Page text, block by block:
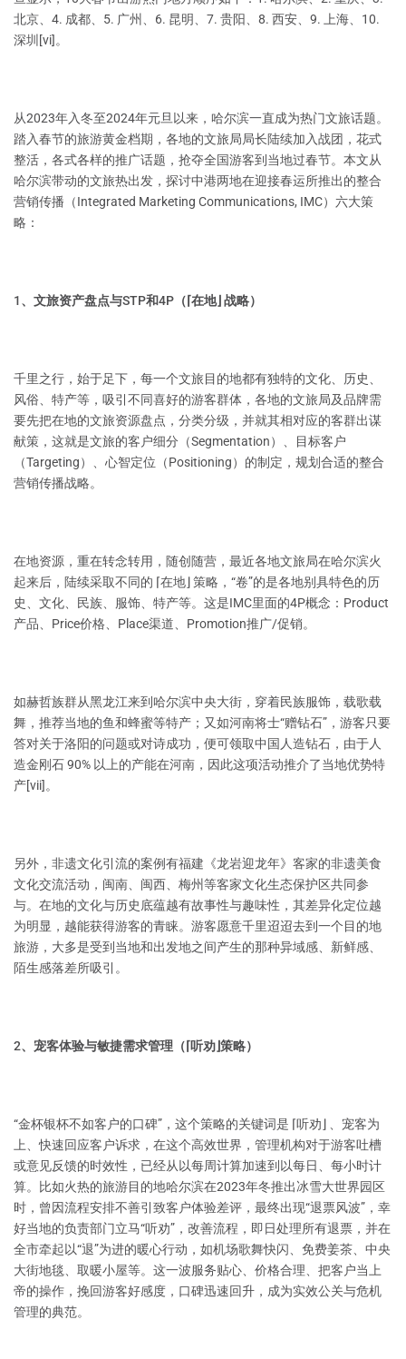
北京、4. 成都、5. 广州、6. 昆明、7. 贵阳、8. 西安、9. 上海、10.
深圳[vi]。
从2023年入冬至2024年元旦以来，哈尔滨一直成为热门文旅话题。
踏入春节的旅游黄金档期，各地的文旅局局长陆续加入战团，花式
整活，各式各样的推广话题，抢夺全国游客到当地过春节。本文从
哈尔滨带动的文旅热出发，探讨中港两地在迎接春运所推出的整合
营销传播（Integrated Marketing Communications, IMC）六大策
略：
1、文旅资产盘点与STP和4P（⌈在地⌋ 战略）
千里之行，始于足下，每一个文旅目的地都有独特的文化、历史、
风俗、特产等，吸引不同喜好的游客群体，各地的文旅局及品牌需
要先把在地的文旅资源盘点，分类分级，并就其相对应的客群出谋
献策，这就是文旅的客户细分（Segmentation）、目标客户
（Targeting）、心智定位（Positioning）的制定，规划合适的整合
营销传播战略。
在地资源，重在转念转用，随创随营，最近各地文旅局在哈尔滨火
起来后，陆续采取不同的 ⌈在地⌋ 策略，“卷”的是各地别具特色的历
史、文化、民族、服饰、特产等。这是IMC里面的4P概念：Product
产品、Price价格、Place渠道、Promotion推广/促销。
如赫哲族群从黑龙江来到哈尔滨中央大街，穿着民族服饰，载歌载
舞，推荐当地的鱼和蜂蜜等特产；又如河南将士“赠钻石”，游客只要
答对关于洛阳的问题或对诗成功，便可领取中国人造钻石，由于人
造金刚石 90% 以上的产能在河南，因此这项活动推介了当地优势特
产[vii]。
另外，非遗文化引流的案例有福建《龙岩迎龙年》客家的非遗美食
文化交流活动，闽南、闽西、梅州等客家文化生态保护区共同参
与。在地的文化与历史底蕴越有故事性与趣味性，其差异化定位越
为明显，越能获得游客的青睐。游客愿意千里迢迢去到一个目的地
旅游，大多是受到当地和出发地之间产生的那种异域感、新鲜感、
陌生感落差所吸引。
2、宠客体验与敏捷需求管理（⌈听劝⌋策略）
“金杯银杯不如客户的口碑”，这个策略的关键词是 ⌈听劝⌋ 、宠客为
上、快速回应客户诉求，在这个高效世界，管理机构对于游客吐槽
或意见反馈的时效性，已经从以每周计算加速到以每日、每小时计
算。比如火热的旅游目的地哈尔滨在2023年冬推出冰雪大世界园区
时，曾因流程安排不善引致客户体验差评，最终出现“退票风波”，幸
好当地的负责部门立马“听劝”，改善流程，即日处理所有退票，并在
全市牵起以“退”为进的暖心行动，如机场歌舞快闪、免费姜茶、中央
大街地毯、取暖小屋等。这一波服务贴心、价格合理、把客户当上
帝的操作，挽回游客好感度，口碑迅速回升，成为实效公关与危机
管理的典范。